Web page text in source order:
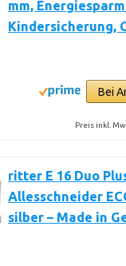
mm,
Kindersicherung,
Bei
Preis inkl.
ritter E 16 Duo
Allesschneider
silber – Made in